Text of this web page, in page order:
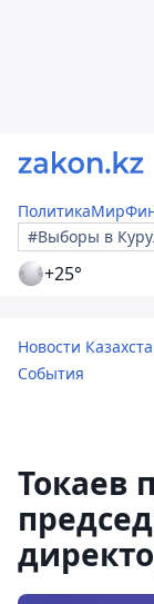
ПолитикаМир
#Выборы в
+25°
Новости
События
Токаев